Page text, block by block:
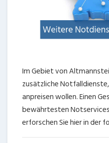
Im Gebiet von
zusätzliche
anpreisen wollen. Einen
bewährtesten
erforschen Sie hier in der